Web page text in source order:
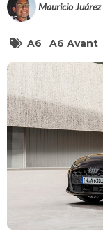
Mauricio Juárez
A6 A6 Avant